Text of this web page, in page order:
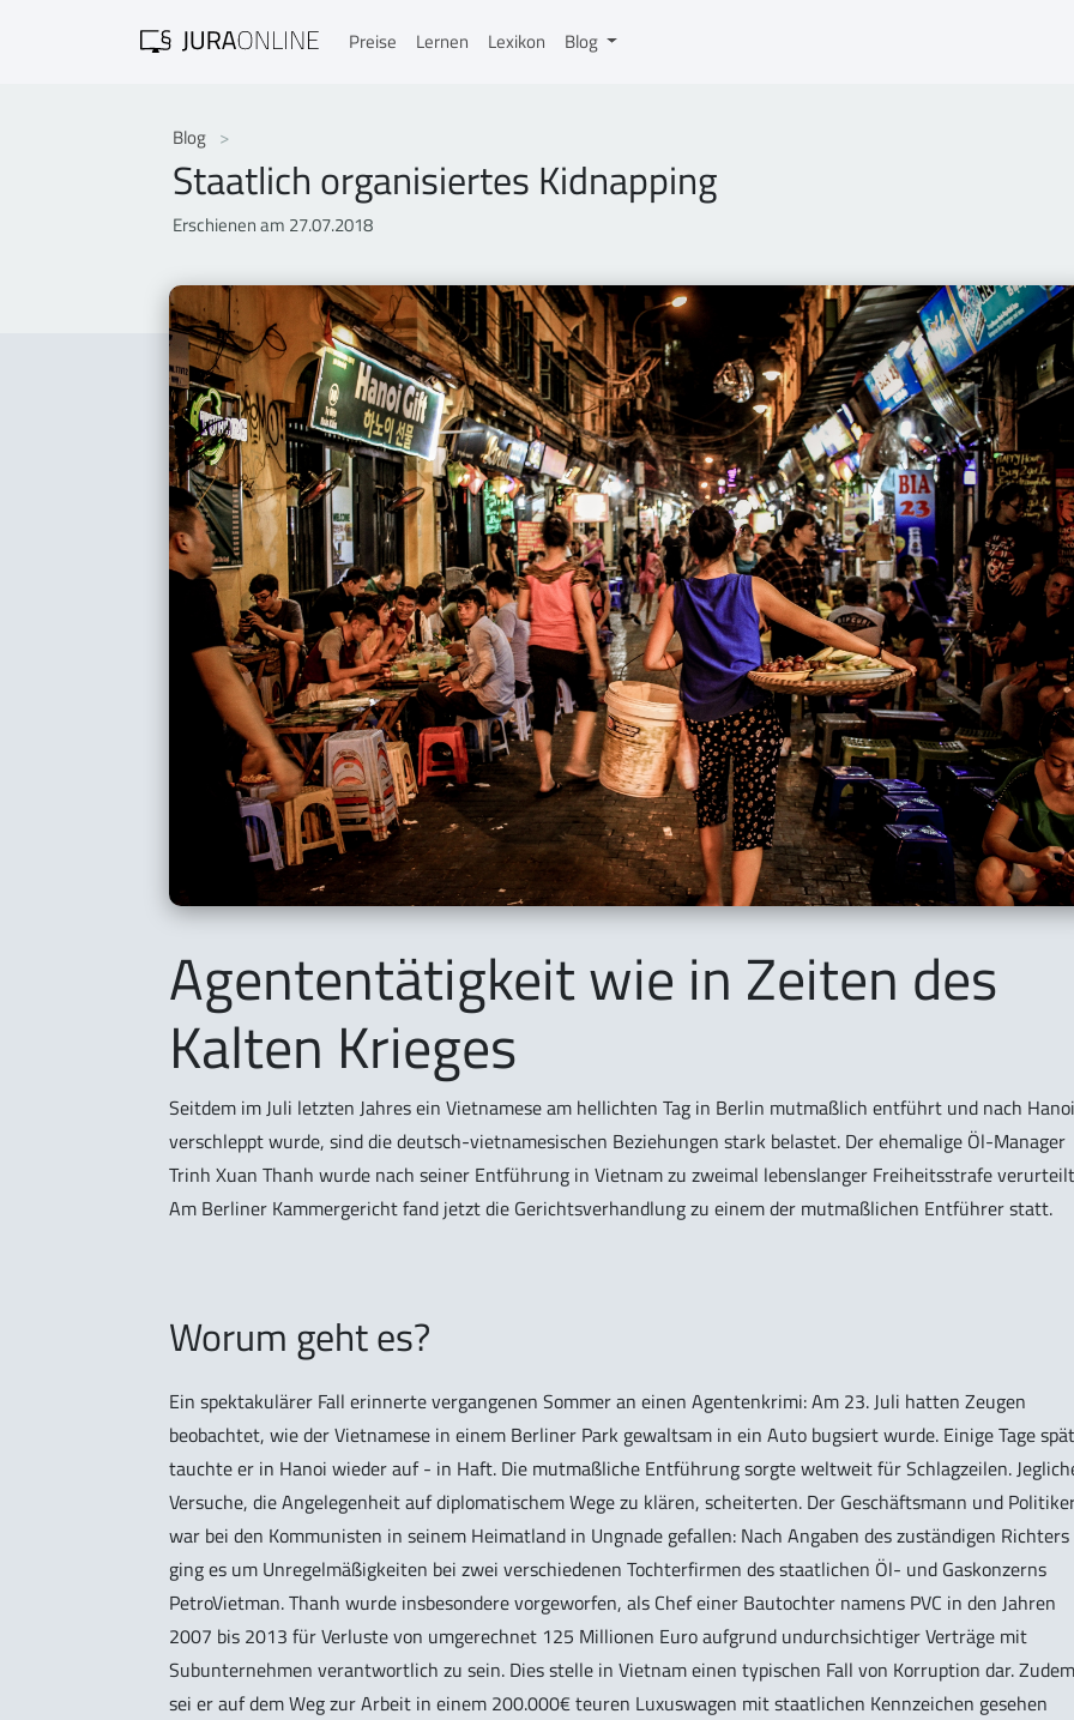
Preise Lernen Lexikon Blog
Blog
Staatlich organisiertes Kidnapping
Erschienen am 27.07.2018
Agententätigkeit wie in Zeiten des
Kalten Krieges
Seitdem im Juli letzten Jahres ein Vietnamese am hellichten Tag in Berlin mutmaßlich entführt und nach Hanoi
verschleppt wurde, sind die deutsch-vietnamesischen Beziehungen stark belastet. Der ehemalige Öl-Manager
Trinh Xuan Thanh wurde nach seiner Entführung in Vietnam zu zweimal lebenslanger Freiheitsstrafe
Am Berliner Kammergericht fand jetzt die Gerichtsverhandlung zu einem der mutmaßlichen Entführer statt.
Worum geht es?
Ein spektakulärer Fall erinnerte vergangenen Sommer an einen Agentenkrimi: Am 23. Juli hatten Zeugen
beobachtet, wie der Vietnamese in einem Berliner Park gewaltsam in ein Auto bugsiert wurde. Einige Tage
tauchte er in Hanoi wieder auf - in Haft. Die mutmaßliche Entführung sorgte weltweit für Schlagzeilen.
Versuche, die Angelegenheit auf diplomatischem Wege zu klären, scheiterten. Der Geschäftsmann und
war bei den Kommunisten in seinem Heimatland in Ungnade gefallen: Nach Angaben des zuständigen Richters
ging es um Unregelmäßigkeiten bei zwei verschiedenen Tochterfirmen des staatlichen Öl- und Gaskonzerns
PetroVietman. Thanh wurde insbesondere vorgeworfen, als Chef einer Bautochter namens PVC in den Jahren
2007 bis 2013 für Verluste von umgerechnet 125 Millionen Euro aufgrund undurchsichtiger Verträge mit
Subunternehmen verantwortlich zu sein. Dies stelle in Vietnam einen typischen Fall von Korruption dar. Zudem
sei er auf dem Weg zur Arbeit in einem 200.000€ teuren Luxuswagen mit staatlichen Kennzeichen gesehen